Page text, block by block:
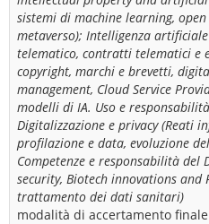
sistemi di machine learning,
metaverso); Intelligenza
telematico, contratti telematici e
copyright, marchi e brevetti,
management, Cloud Service
modelli di IA. Uso e
Digitalizzazione e privacy (Reati
profilazione e data, evoluzione
Competenze e responsabilità del
security, Biotech innovations
trattamento dei dati sanitari)
modalità di accertamento